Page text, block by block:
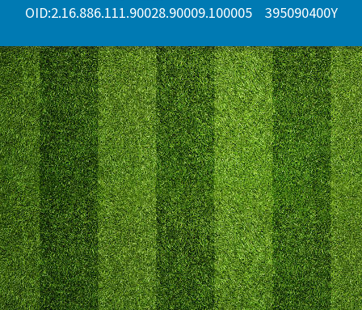
OID:2.16.886.111.90028.90009.100005 395090400Y